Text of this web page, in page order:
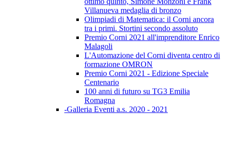
Villanueva medaglia di bronzo
Olimpiadi di Matematica: il Corni ancora
tra i primi. Stortini secondo assoluto
Premio Corni 2021 all'imprenditore Enrico
Malagoli
L'Automazione del Corni diventa centro di
formazione OMRON
Premio Corni 2021 - Edizione Speciale
Centenario
100 anni di futuro su TG3 Emilia
Romagna
-Galleria Eventi a.s. 2020 - 2021